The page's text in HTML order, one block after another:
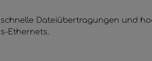
Dateiübertragungen und
Ethernets.